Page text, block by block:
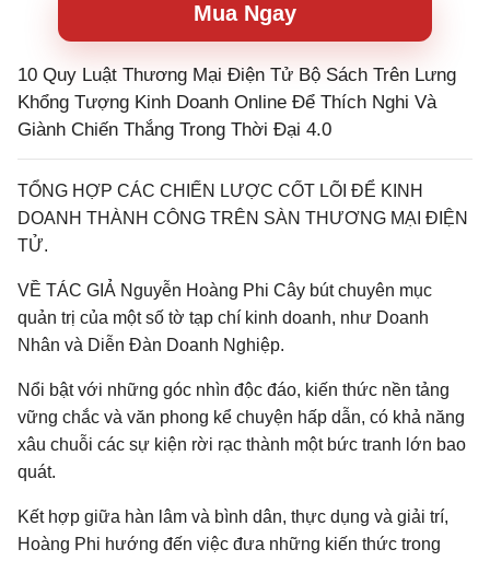
Mua Ngay
10 Quy Luật Thương Mại Điện Tử Bộ Sách Trên Lưng
Khổng Tượng Kinh Doanh Online Để Thích Nghi Và
Giành Chiến Thắng Trong Thời Đại 4.0
TỔNG HỢP CÁC CHIẾN LƯỢC CỐT LÕI ĐỂ KINH
DOANH THÀNH CÔNG TRÊN SÀN THƯƠNG MẠI ĐIỆN
TỬ.
VỀ TÁC GIẢ Nguyễn Hoàng Phi Cây bút chuyên mục
quản trị của một số tờ tạp chí kinh doanh, như Doanh
Nhân và Diễn Đàn Doanh Nghiệp.
Nổi bật với những góc nhìn độc đáo, kiến thức nền tảng
vững chắc và văn phong kể chuyện hấp dẫn, có khả năng
xâu chuỗi các sự kiện rời rạc thành một bức tranh lớn bao
quát.
Kết hợp giữa hàn lâm và bình dân, thực dụng và giải trí,
Hoàng Phi hướng đến việc đưa những kiến thức trong